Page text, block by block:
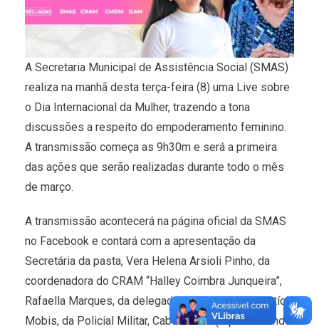
A Secretaria Municipal de Assistência Social (SMAS)
realiza na manhã desta terça-feira (8) uma Live sobre
o Dia Internacional da Mulher, trazendo a tona
discussões a respeito do empoderamento feminino.
A transmissão começa as 9h30m e será a primeira
das ações que serão realizadas durante todo o mês
de março.
A transmissão acontecerá na página oficial da SMAS
no Facebook e contará com a apresentação da
Secretária da pasta, Vera Helena Arsioli Pinho, da
coordenadora do CRAM “Halley Coimbra Junqueira”,
Rafaella Marques, da delegada de Polícia Civil, Letícia
Mobis, da Policial Militar, Cabo Selma (representando